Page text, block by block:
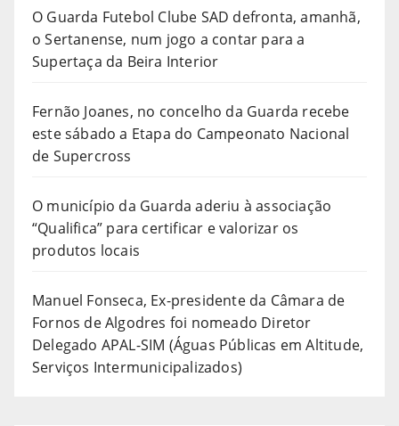
O Guarda Futebol Clube SAD defronta, amanhã,
o Sertanense, num jogo a contar para a
Supertaça da Beira Interior
Fernão Joanes, no concelho da Guarda recebe
este sábado a Etapa do Campeonato Nacional
de Supercross
O município da Guarda aderiu à associação
“Qualifica” para certificar e valorizar os
produtos locais
Manuel Fonseca, Ex-presidente da Câmara de
Fornos de Algodres foi nomeado Diretor
Delegado APAL-SIM (Águas Públicas em Altitude,
Serviços Intermunicipalizados)